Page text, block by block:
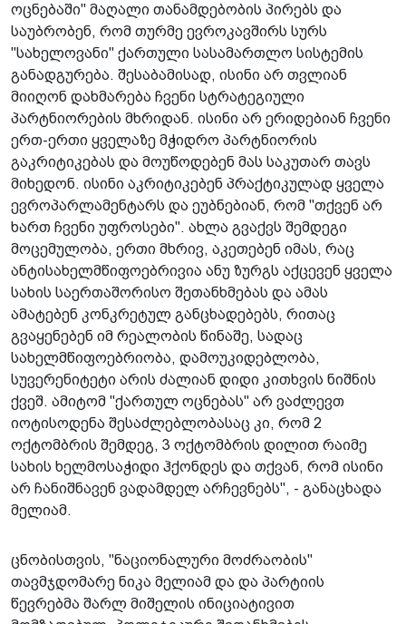
ოცნებაში" მაღალი თანამდებობის პირებს და
საუბრობენ, რომ თურმე ევროკავშირს სურს
"სახელოვანი" ქართული სასამართლო სისტემის
განადგურება. შესაბამისად, ისინი არ თვლიან
მიიღონ დახმარება ჩვენი სტრატეგიული
პარტნიორების მხრიდან. ისინი არ ერიდებიან ჩვენი
ერთ-ერთი ყველაზე მჭიდრო პარტნიორის
გაკრიტიკებას და მოუწოდებენ მას საკუთარ თავს
მიხედონ. ისინი აკრიტიკებენ პრაქტიკულად ყველა
ევროპარლამენტარს და ეუბნებიან, რომ "თქვენ არ
ხართ ჩვენი უფროსები". ახლა გვაქვს შემდეგი
მოცემულობა, ერთი მხრივ, აკეთებენ იმას, რაც
ანტისახელმწიფოებრივია ანუ ზურგს აქცევენ ყველა
სახის საერთაშორისო შეთანხმებას და ამას
ამატებენ კონკრეტულ განცხადებებს, რითაც
გვაყენებენ იმ რეალობის წინაშე, სადაც
სახელმწიფოებრიობა, დამოუკიდებლობა,
სუვერენიტეტი არის ძალიან დიდი კითხვის ნიშნის
ქვეშ. ამიტომ "ქართულ ოცნებას" არ ვაძლევთ
იოტისოდენა შესაძლებლობასაც კი, რომ 2
ოქტომბრის შემდეგ, 3 ოქტომბრის დილით რაიმე
სახის ხელმოსაჭიდი ჰქონდეს და თქვან, რომ ისინი
არ ჩანიშნავენ ვადამდელ არჩევნებს", - განაცხადა
მელიამ.
ცნობისთვის, "ნაციონალური მოძრაობის"
თავმჯდომარე ნიკა მელიამ და და პარტიის
წევრებმა შარლ მიშელის ინიციატივით